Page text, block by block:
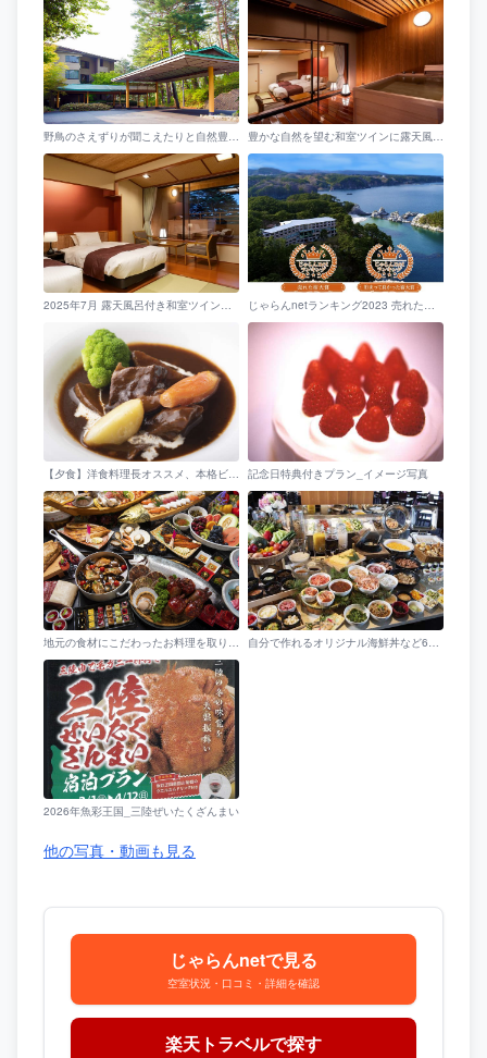
野鳥のさえずりが聞こえたりと自然豊かな国立公園内に建つホテルです。 豊かな自然を望む和室ツインに露天風呂が楽しめるお部屋
2025年7月 露天風呂付き和室ツイン誕生 じゃらんnetランキング2023 売れた宿大賞 岩手県 第２位泊って良かった宿大賞 岩手県 第３位
【夕食】洋食料理長オススメ、本格ビーフシチュー／例 記念日特典付きプラン_イメージ写真
地元の食材にこだわったお料理を取り揃えた、豪華な夕食ビュッフェバイキング 自分で作れるオリジナル海鮮丼など60種類以上のメニューが楽しめる朝食ビュッフェ_一例
2026年魚彩王国_三陸ぜいたくざんまい
他の写真・動画も見る
じゃらんnetで見る
空室状況・口コミ・詳細を確認
楽天トラベルで探す